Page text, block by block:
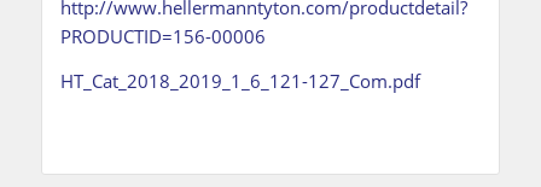
http://www.hellermanntyton.com/productdetail?
PRODUCTID=156-00006
HT_Cat_2018_2019_1_6_121-127_Com.pdf